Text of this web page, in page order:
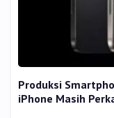
Produksi
iPhone Masih